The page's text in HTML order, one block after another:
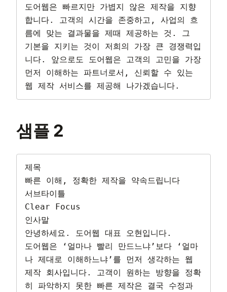
도어웹은 빠르지만 가볍지 않은 제작을 지향
합니다. 고객의 시간을 존중하고, 사업의 흐
름에 맞는 결과물을 제때 제공하는 것. 그
기본을 지키는 것이 저희의 가장 큰 경쟁력입
니다. 앞으로도 도어웹은 고객의 고민을 가장
먼저 이해하는 파트너로서, 신뢰할 수 있는
웹 제작 서비스를 제공해 나가겠습니다.
샘플 2
제목
빠른 이해, 정확한 제작을 약속드립니다
서브타이틀
Clear Focus
인사말
안녕하세요. 도어웹 대표 오현입니다.
도어웹은 ‘얼마나 빨리 만드느냐’보다 ‘얼마
나 제대로 이해하느냐’를 먼저 생각하는 웹
제작 회사입니다. 고객이 원하는 방향을 정확
히 파악하지 못한 빠른 제작은 결국 수정과